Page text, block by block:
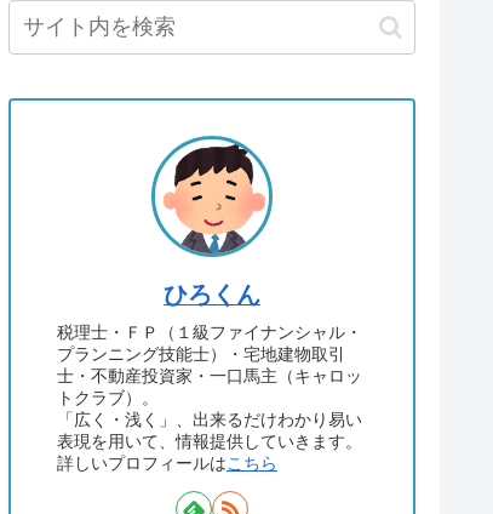
ひろくん
税理士・ＦＰ（１級ファイナンシャル・
プランニング技能士）・宅地建物取引
士・不動産投資家・一口馬主（キャロッ
トクラブ）。
「広く・浅く」、出来るだけわかり易い
表現を用いて、情報提供していきます。
詳しいプロフィールはこちら